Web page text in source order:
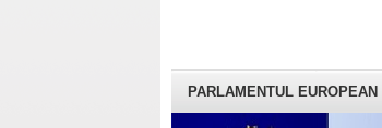
PARLAMENTUL EUROPEAN